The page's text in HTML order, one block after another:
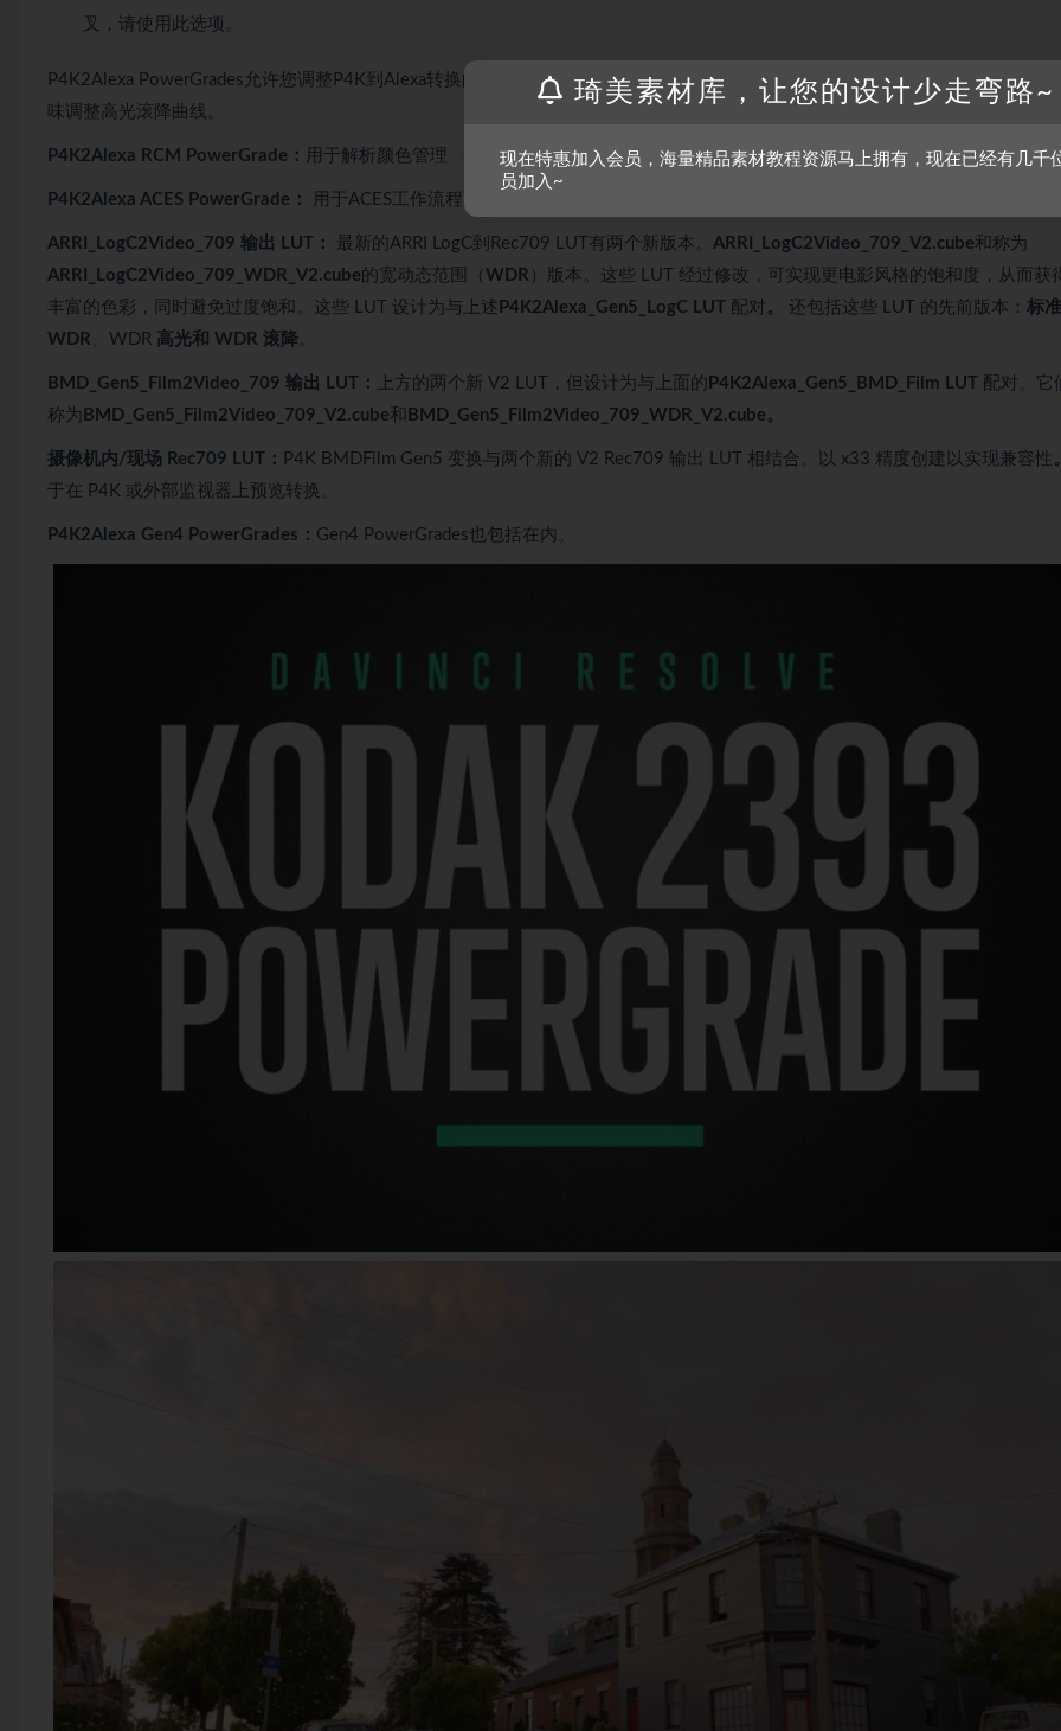
叉，请使用此选项。
P4K2Alexa PowerGrades允许您调整P4K到Alexa转换的各个方面。您可以调整核心 3×3 矩阵，还可以调整阴影/高光色调曲线并根
味调整高光滚降曲线。
P4K2Alexa RCM PowerGrade： 用于解析颜色管理 （RCM） 工作流程的 P4K2Alexa 转换。
P4K2Alexa ACES PowerGrade： 用于ACES工作流程的P4K2Alexa转换。
ARRI_LogC2Video_709 输出 LUT： 最新的ARRI LogC到Rec709 LUT有两个新版本。 ARRI_LogC2Video_709_V2.cube和称为
ARRI_LogC2Video_709_WDR_V2.cube的宽动态范围（ WDR ）版本。这些 LUT 经过修改，可实现更电影风格的饱和度，从而获
丰富的色彩，同时避免过度饱和。这些 LUT 设计为与上述 P4K2Alexa_Gen5_LogC LUT 配对 。 还包括这些 LUT 的先前版本： 标准
WDR 、WDR 高光和 WDR 滚降
BMD_Gen5_Film2Video_709 输出 LUT： 上方的两个新 V2 LUT，但设计为与上面的 P4K2Alexa_Gen5_BMD_Film LUT 配对。它
称为 BMD_Gen5_Film2Video_709_V2.cube和 BMD_Gen5_Film2Video_709_WDR_V2.cube。
摄像机内/现场 Rec709 LUT： P4K BMDFilm Gen5 变换与两个新的 V2 Rec709 输出 LUT 相结合。以 x33 精度创建以实现兼容性
于在 P4K 或外部监视器上预览转换。
P4K2Alexa Gen4 PowerGrades： Gen4 PowerGrades也包括在内。
琦美素材库，让您的设计少走弯路~
现在特惠加入会员，海量精品素材教程资源马上拥有，现在已经有几千
员加入~